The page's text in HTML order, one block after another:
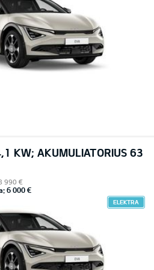
KW; AKUMULIATORIUS 63
990 €
6 000 €
ELEKTRA